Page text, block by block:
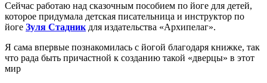
Сейчас работаю над сказочным пособием по йоге для детей,
которое придумала детская писательница и инструктор по
йоге Зуля Стадник для издательства «Архипелаг».
Я сама впервые познакомилась с йогой благодаря книжке, так
что рада быть причастной к созданию такой «дверцы» в этот
мир